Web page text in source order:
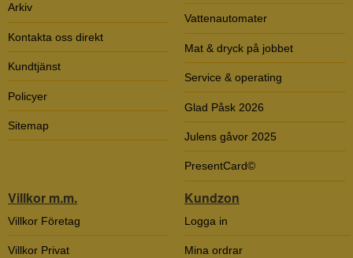
Arkiv
Kontakta oss direkt
Kundtjänst
Policyer
Sitemap
Vattenautomater
Mat & dryck på jobbet
Service & operating
Glad Påsk 2026
Julens gåvor 2025
PresentCard©
Villkor m.m.
Villkor Företag
Villkor Privat
Kundzon
Logga in
Mina ordrar